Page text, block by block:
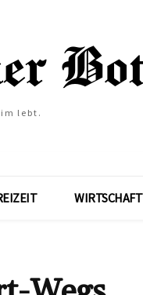
lebt.
WIRTSCHAFT